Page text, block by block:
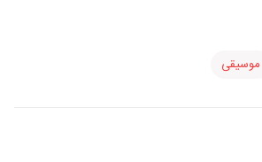
موسیقی